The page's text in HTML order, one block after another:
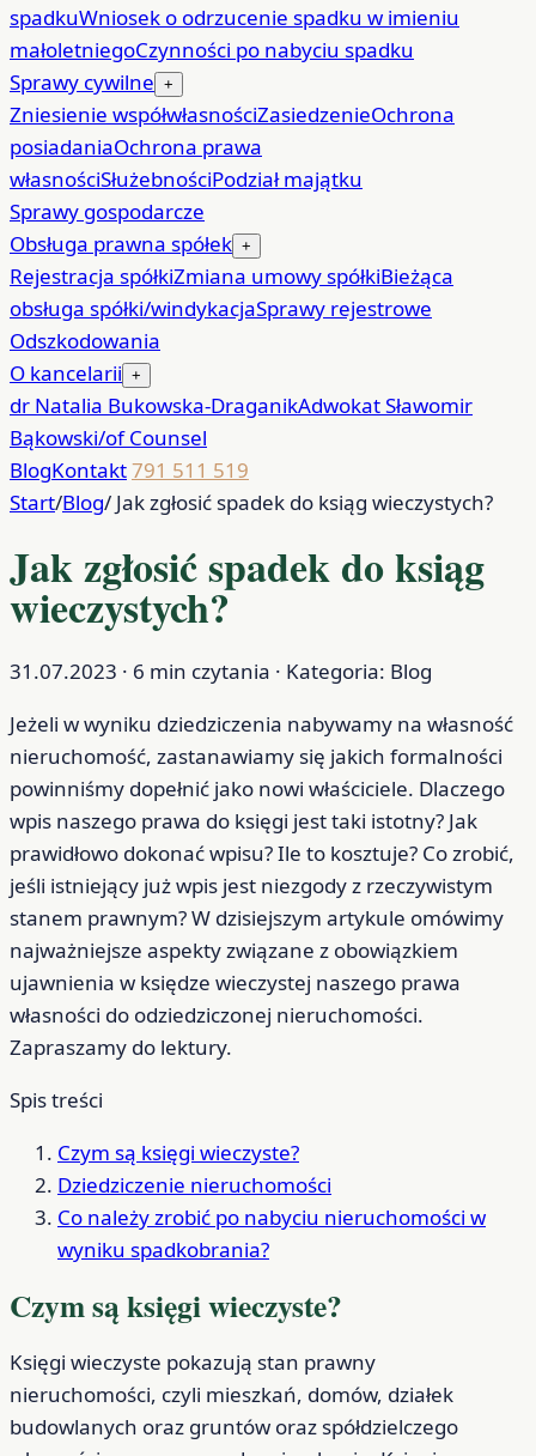
spadkuWniosek o odrzucenie spadku w imieniu
małoletniegoCzynności po nabyciu spadku
Sprawy cywilne +
Zniesienie współwłasnościZasiedzenieOchrona
posiadaniaOchrona prawa
własnościSłużebnościPodział majątku
Sprawy gospodarcze
Obsługa prawna spółek +
Rejestracja spółkiZmiana umowy spółkiBieżąca
obsługa spółki/windykacjaSprawy rejestrowe
Odszkodowania
O kancelarii +
dr Natalia Bukowska-DraganikAdwokat Sławomir
Bąkowski/of Counsel
BlogKontakt791 511 519
Start/Blog/ Jak zgłosić spadek do ksiąg wieczystych?
Jak zgłosić spadek do ksiąg
wieczystych?
31.07.2023 · 6 min czytania · Kategoria: Blog
Jeżeli w wyniku dziedziczenia nabywamy na własność
nieruchomość, zastanawiamy się jakich formalności
powinniśmy dopełnić jako nowi właściciele. Dlaczego
wpis naszego prawa do księgi jest taki istotny? Jak
prawidłowo dokonać wpisu? Ile to kosztuje? Co zrobić,
jeśli istniejący już wpis jest niezgody z rzeczywistym
stanem prawnym? W dzisiejszym artykule omówimy
najważniejsze aspekty związane z obowiązkiem
ujawnienia w księdze wieczystej naszego prawa
własności do odziedziczonej nieruchomości.
Zapraszamy do lektury.
Spis treści
Czym są księgi wieczyste?
Dziedziczenie nieruchomości
Co należy zrobić po nabyciu nieruchomości w
wyniku spadkobrania?
Czym są księgi wieczyste?
Księgi wieczyste pokazują stan prawny
nieruchomości, czyli mieszkań, domów, działek
budowlanych oraz gruntów oraz spółdzielczego